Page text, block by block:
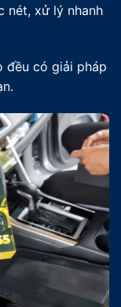
nét, xử lý nhanh
đều có giải pháp